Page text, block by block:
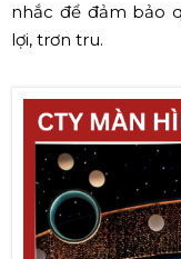
nhắc để đảm bảo
lợi, trơn tru.